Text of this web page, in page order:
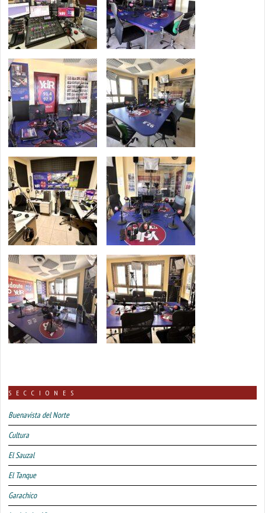
SECCIONES
Buenavista del Norte
Cultura
El Sauzal
El Tanque
Garachico